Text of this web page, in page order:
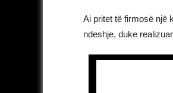
Ai pritet të firmosë një
ndeshje, duke